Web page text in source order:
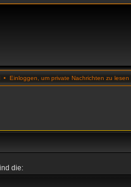
• Einloggen, um private Nachrichten zu lesen
die: